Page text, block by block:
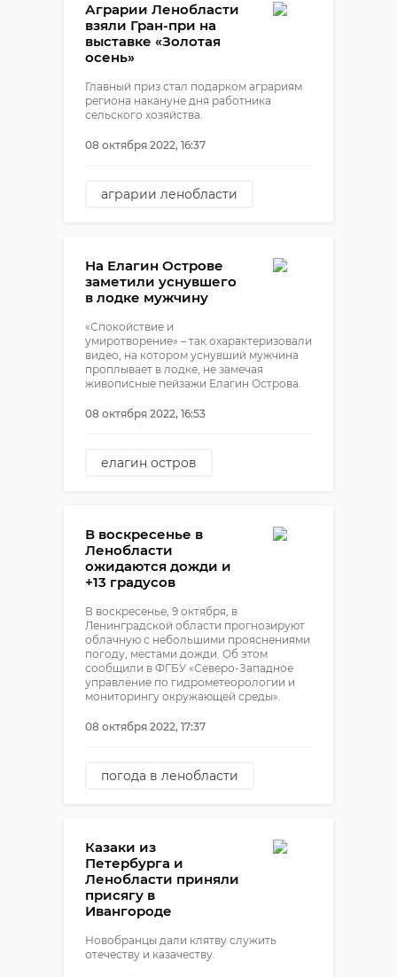
Аграрии Ленобласти
взяли Гран-при на
выставке «Золотая
осень»
Главный приз стал подарком аграриям
региона накануне дня работника
сельского хозяйства.
08 октября 2022, 16:37
аграрии ленобласти
На Елагин Острове
заметили уснувшего
в лодке мужчину
«Спокойствие и
умиротворение» – так охарактеризовали
видео, на котором уснувший мужчина
проплывает в лодке, не замечая
живописные пейзажи Елагин Острова.
08 октября 2022, 16:53
елагин остров
В воскресенье в
Ленобласти
ожидаются дожди и
+13 градусов
В воскресенье, 9 октября, в
Ленинградской области прогнозируют
облачную с небольшими прояснениями
погоду, местами дожди. Об этом
сообщили в ФГБУ «Северо-Западное
управление по гидрометеорологии и
мониторингу окружающей среды».
08 октября 2022, 17:37
погода в ленобласти
Казаки из
Петербурга и
Ленобласти приняли
присягу в
Ивангороде
Новобранцы дали клятву служить
отечеству и казачеству.